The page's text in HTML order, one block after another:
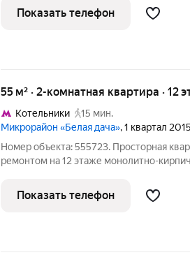
гардеробная комната и застекленная
оборудовать кабинет или
Показать телефон
55 м² · 2-комнатная квартира · 12
Котельники
15 мин.
Микрорайон «Белая дача», 1 квартал 2015
Номер объекта: 555723. Просторная
ремонтом на 12 этаже монолитно-
пробке, а просто когда вы выходите из
кабинета в общее
Показать телефон